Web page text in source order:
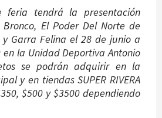
feria tendrá la presentación
El Poder Del Norte de
Garra Felina el 28 de junio a
la Unidad Deportiva Antonio
se podrán adquirir en la
y en tiendas SUPER RIVERA
$500 y $3500 dependiendo